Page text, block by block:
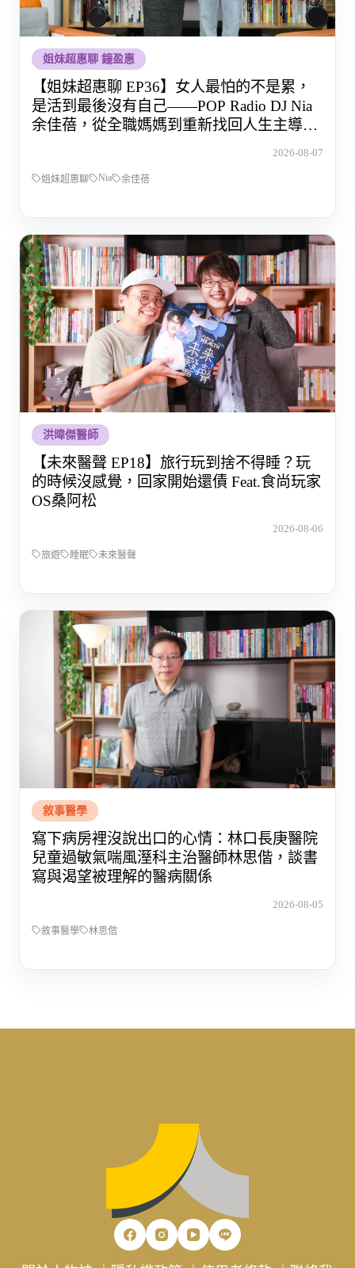
姐妹超惠聊 鐘盈惠
【姐妹超惠聊 EP36】女人最怕的不是累，
是活到最後沒有自己——POP Radio DJ Nia
余佳蓓，從全職媽媽到重新找回人生主導權
2026-08-07
姐妹超惠聊 Nia 余佳蓓
洪暐傑醫師
【未來醫聲 EP18】旅行玩到捨不得睡？玩
的時候沒感覺，回家開始還債 Feat.食尚玩家
OS桑阿松
2026-08-06
旅遊 睡眠 未來醫聲
敘事醫學
寫下病房裡沒說出口的心情：林口長庚醫院
兒童過敏氣喘風溼科主治醫師林思偕，談書
寫與渴望被理解的醫病關係
2026-08-05
敘事醫學 林思偕